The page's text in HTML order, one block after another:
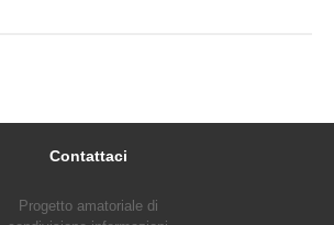
Contattaci
Progetto amatoriale di